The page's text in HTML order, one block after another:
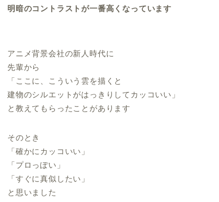
明暗のコントラストが一番高くなっています
アニメ背景会社の新人時代に
先輩から
「ここに、こういう雲を描くと
建物のシルエットがはっきりしてカッコいい」
と教えてもらったことがあります
そのとき
「確かにカッコいい」
「プロっぽい」
「すぐに真似したい」
と思いました